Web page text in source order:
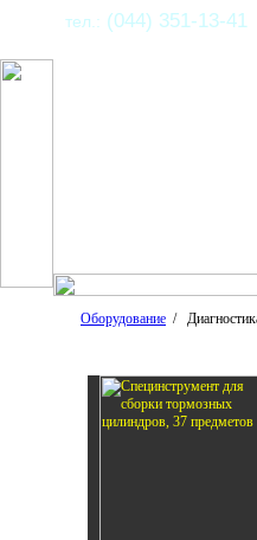
тел.: (044) 351-13-
Оборудование /